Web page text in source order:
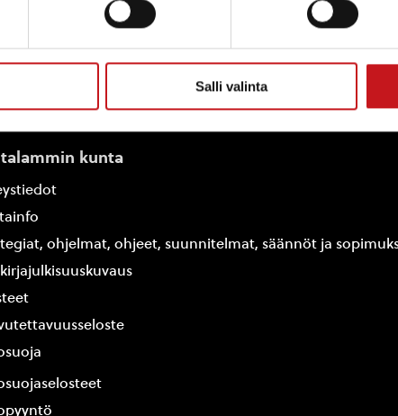
Salli valinta
kunta
ohjelmat, ohjeet, suunnitelmat, säännöt ja